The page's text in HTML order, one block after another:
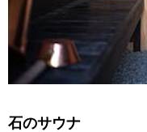
石のサウナ